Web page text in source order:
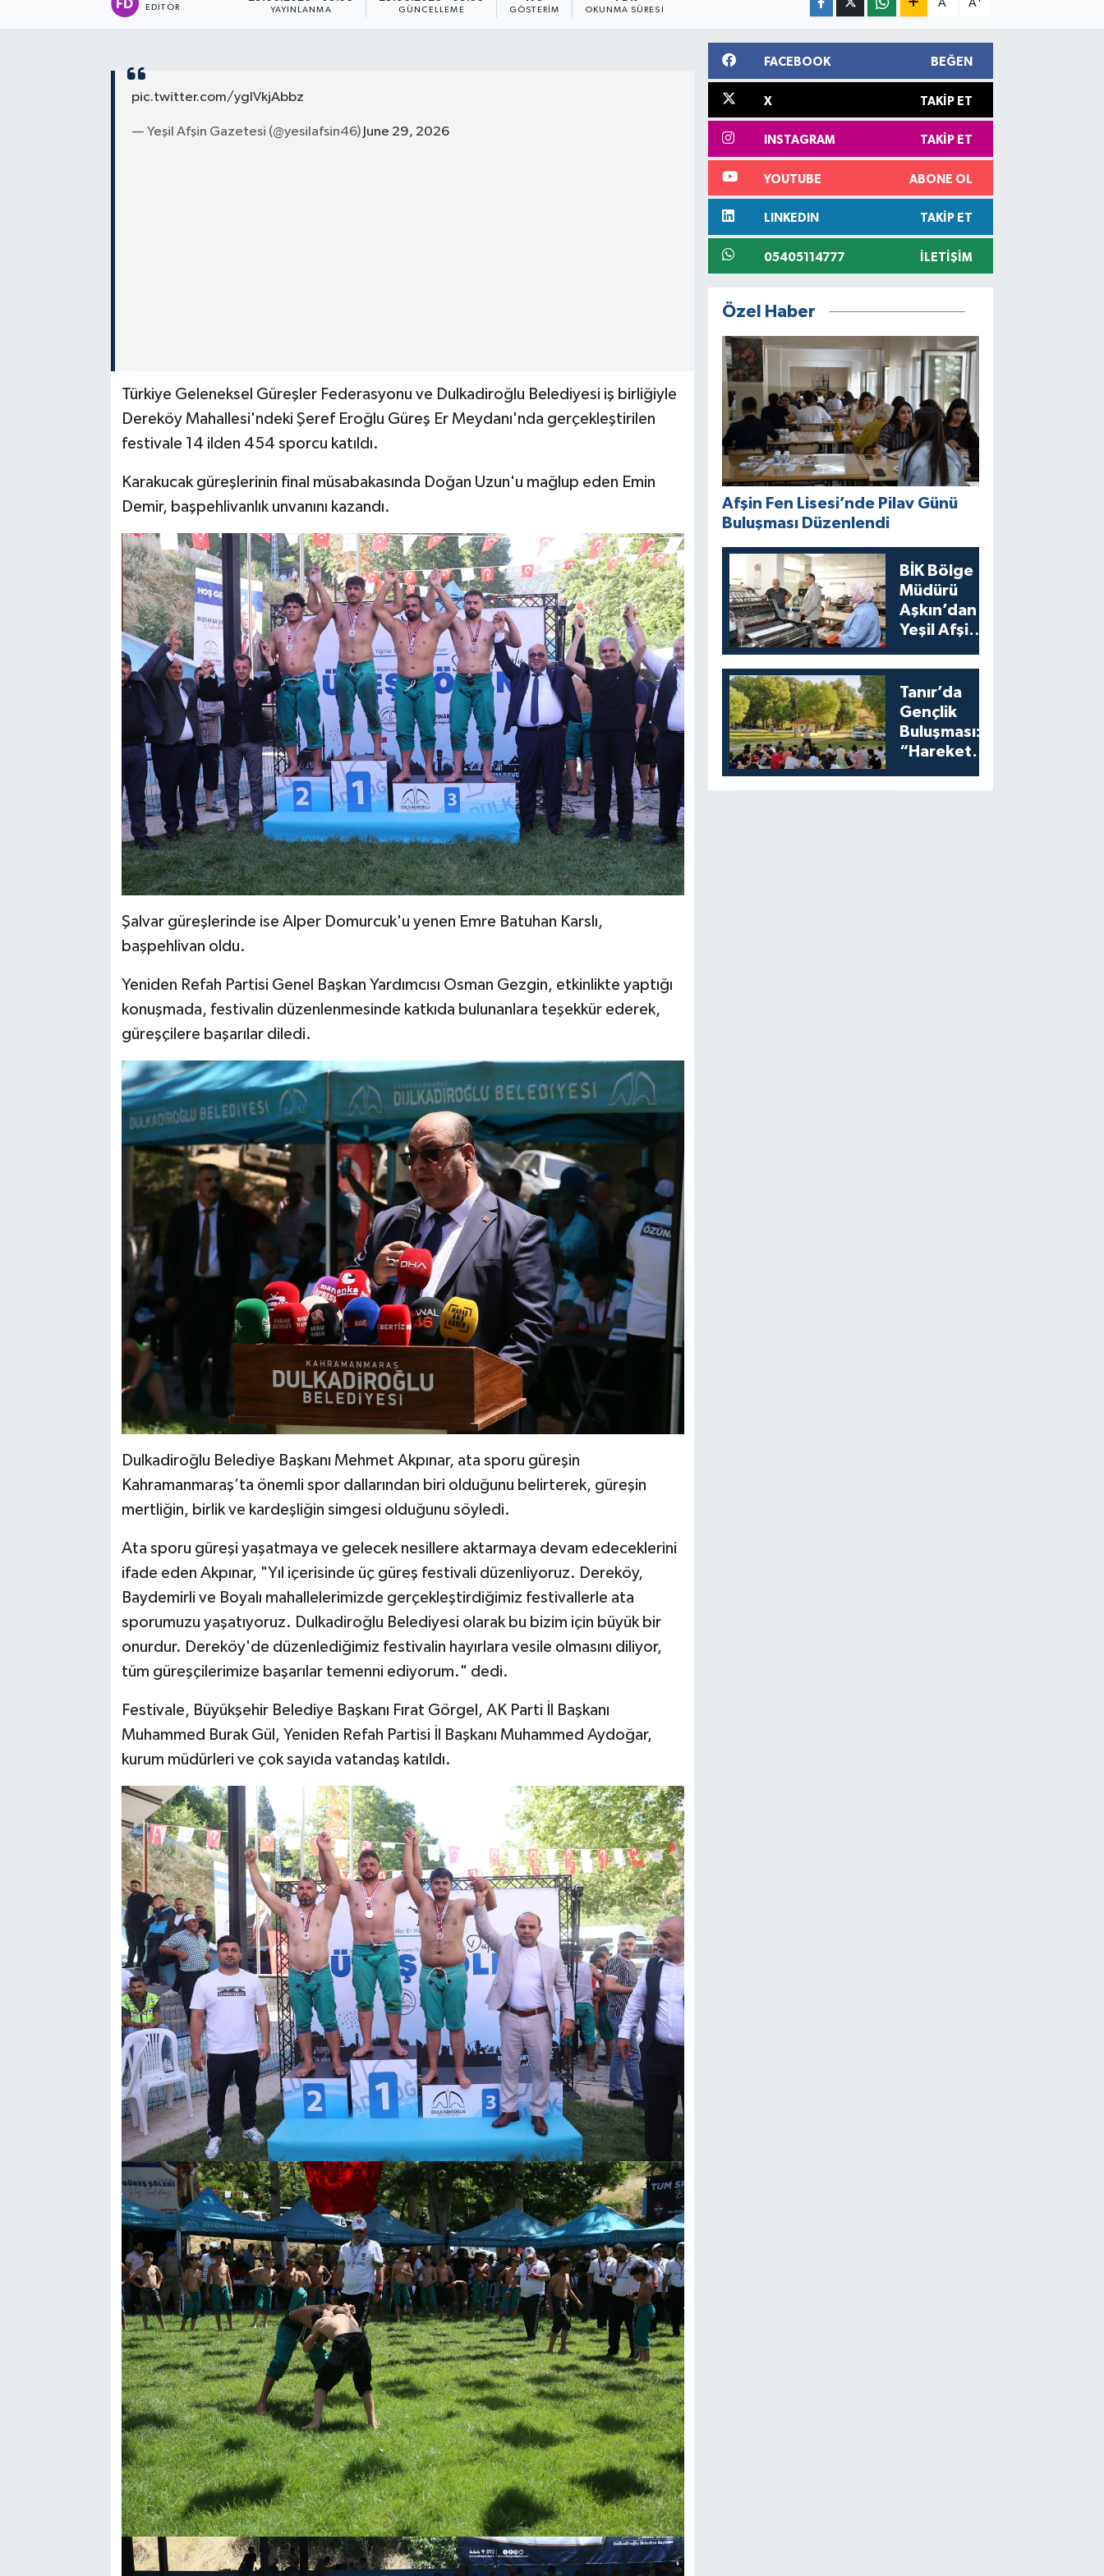
EDITÖR YAYINLANMA GÜNCELLEME GÖSTERIM OKUNMA SÜRESI
A A
pic.twitter.com/ygIVkjAbbz
— Yeşil Afşin Gazetesi (@yesilafsin46) June 29, 2026
Türkiye Geleneksel Güreşler Federasyonu ve Dulkadiroğlu Belediyesi iş birliğiyle
Dereköy Mahallesi'ndeki Şeref Eroğlu Güreş Er Meydanı'nda gerçekleştirilen
festivale 14 ilden 454 sporcu katıldı.
Karakucak güreşlerinin final müsabakasında Doğan Uzun'u mağlup eden Emin
Demir, başpehlivanlık unvanını kazandı.
Şalvar güreşlerinde ise Alper Domurcuk'u yenen Emre Batuhan Karslı,
başpehlivan oldu.
Yeniden Refah Partisi Genel Başkan Yardımcısı Osman Gezgin, etkinlikte yaptığı
konuşmada, festivalin düzenlenmesinde katkıda bulunanlara teşekkür ederek,
güreşçilere başarılar diledi.
Dulkadiroğlu Belediye Başkanı Mehmet Akpınar, ata sporu güreşin
Kahramanmaraş’ta önemli spor dallarından biri olduğunu belirterek, güreşin
mertliğin, birlik ve kardeşliğin simgesi olduğunu söyledi.
Ata sporu güreşi yaşatmaya ve gelecek nesillere aktarmaya devam edeceklerini
ifade eden Akpınar, "Yıl içerisinde üç güreş festivali düzenliyoruz. Dereköy,
Baydemirli ve Boyalı mahallelerimizde gerçekleştirdiğimiz festivallerle ata
sporumuzu yaşatıyoruz. Dulkadiroğlu Belediyesi olarak bu bizim için büyük bir
onurdur. Dereköy'de düzenlediğimiz festivalin hayırlara vesile olmasını diliyor,
tüm güreşçilerimize başarılar temenni ediyorum." dedi.
Festivale, Büyükşehir Belediye Başkanı Fırat Görgel, AK Parti İl Başkanı
Muhammed Burak Gül, Yeniden Refah Partisi İl Başkanı Muhammed Aydoğar,
kurum müdürleri ve çok sayıda vatandaş katıldı.
FACEBOOK BEĞEN
X TAKIP ET
INSTAGRAM TAKIP ET
YOUTUBE ABONE OL
LINKEDIN TAKIP ET
05405114777 İLETIŞIM
Özel Haber
Afşin Fen Lisesi’nde Pilav Günü
Buluşması Düzenlendi
BİK Bölge
Müdürü
Aşkın’dan
Yeşil Afşin
Ziyaret
Tanır’da
Gençlik
Buluşması:
“Harekete